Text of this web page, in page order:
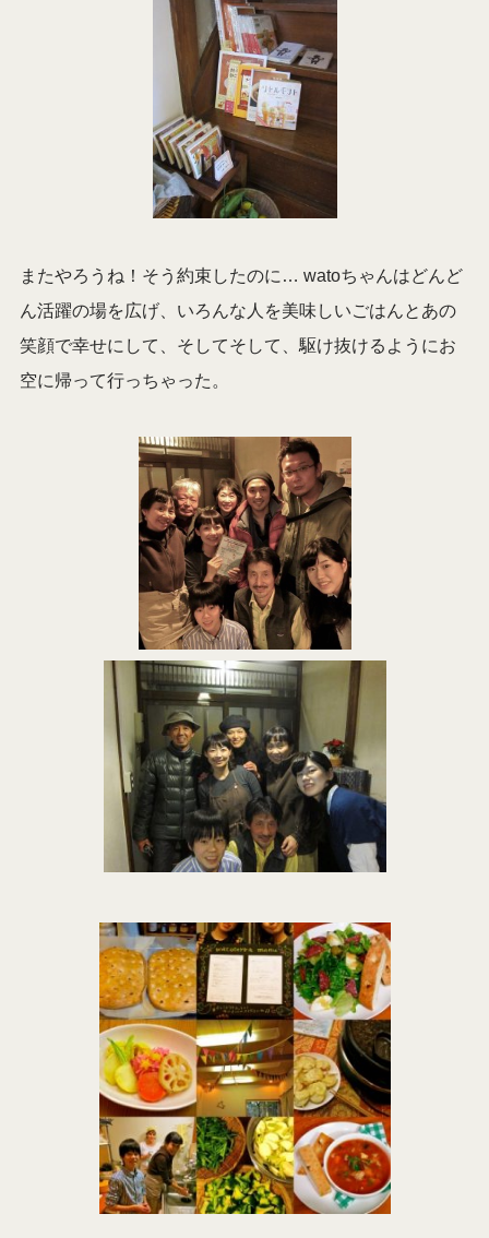
またやろうね！そう約束したのに… watoちゃんはどんど
ん活躍の場を広げ、いろんな人を美味しいごはんとあの
笑顔で幸せにして、そしてそして、駆け抜けるようにお
空に帰って行っちゃった。